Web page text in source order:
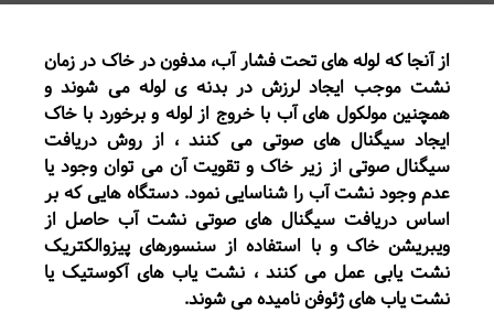
از آنجا که لوله های تحت فشار آب، مدفون در خاک در زمان
نشت موجب ایجاد لرزش در بدنه ی لوله می شوند و
همچنین مولکول های آب با خروج از لوله و برخورد با خاک
ایجاد سیگنال های صوتی می کنند ، از روش دریافت
سیگنال صوتی از زیر خاک و تقویت آن می توان وجود یا
عدم وجود نشت آب را شناسایی نمود. دستگاه هایی که بر
اساس دریافت سیگنال های صوتی نشت آب حاصل از
ویبریشن خاک و با استفاده از سنسورهای پیزوالکتریک
نشت یابی عمل می کنند ، نشت یاب های آکوستیک یا
نشت یاب های ژئوفن نامیده می شوند.